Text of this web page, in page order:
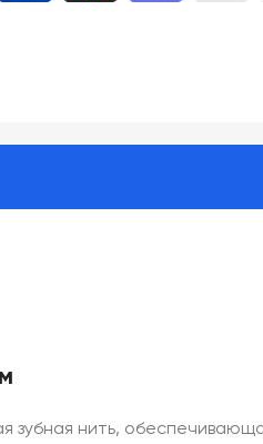
зубная нить,